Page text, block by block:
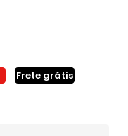
Frete grátis